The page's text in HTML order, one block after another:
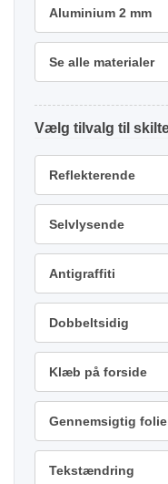
Aluminium 2 mm
Se alle materialer
tilvalg
Reflekterende
Selvlysende
Antigraffiti
Dobbeltsidig
Klæb på forside
Gennemsigtig folie
Tekstændring